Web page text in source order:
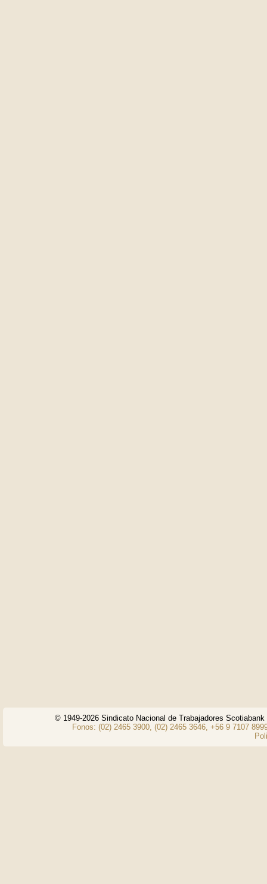
© 1949-2026 Sindicato Nacional de Trabajadores
Fonos: (02) 2465 3900, (02) 2465 3646, +56 9 7107